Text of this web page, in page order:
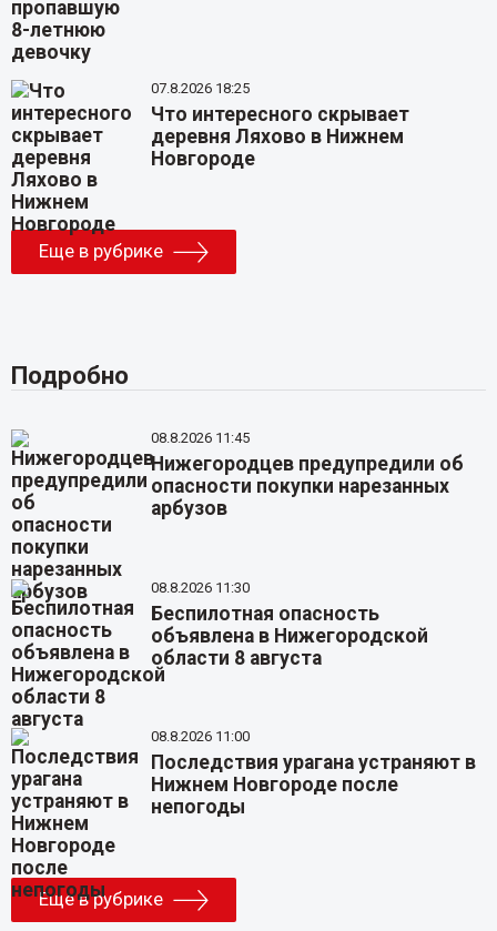
07.8.2026 18:25
Что интересного скрывает
деревня Ляхово в Нижнем
Новгороде
Еще в рубрике
Подробно
08.8.2026 11:45
Нижегородцев предупредили об
опасности покупки нарезанных
арбузов
08.8.2026 11:30
Беспилотная опасность
объявлена в Нижегородской
области 8 августа
08.8.2026 11:00
Последствия урагана устраняют в
Нижнем Новгороде после
непогоды
Еще в рубрике